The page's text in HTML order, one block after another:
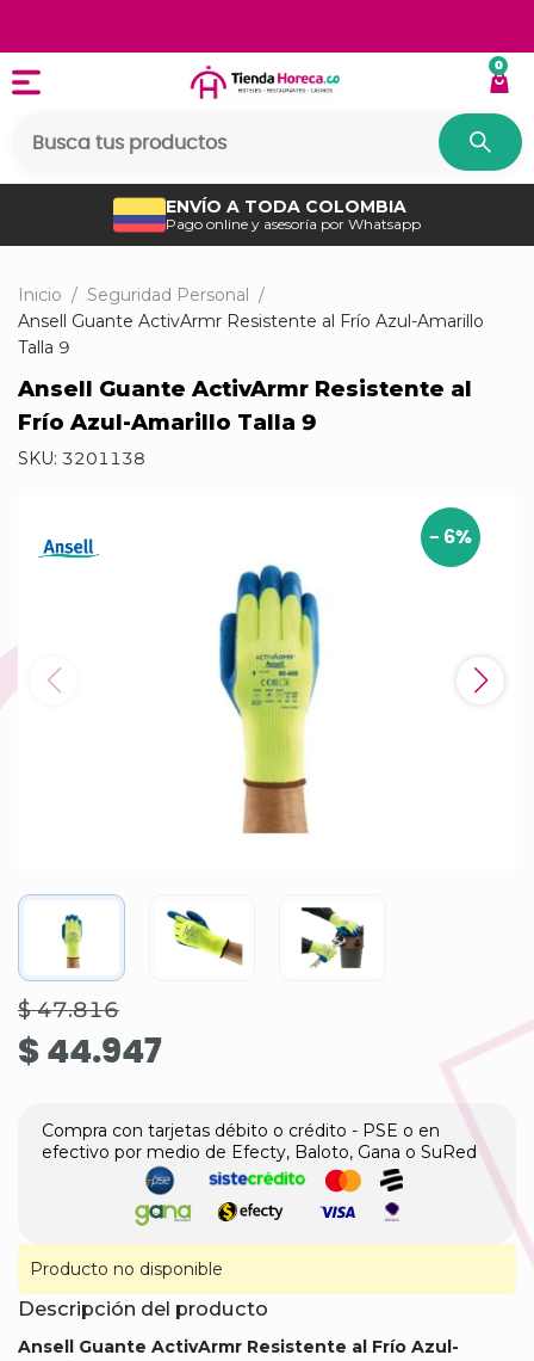
0
ENVÍO A TODA COLOMBIA
Pago online y asesoría por Whatsapp
Inicio / Seguridad Personal /
Ansell Guante ActivArmr Resistente al Frío Azul-Amarillo
Talla 9
Ansell Guante ActivArmr Resistente al
Frío Azul-Amarillo Talla 9
SKU: 3201138
- 6%
$ 47.816
$ 44.947
Compra con tarjetas débito o crédito - PSE o en
efectivo por medio de Efecty, Baloto, Gana o SuRed
Producto no disponible
Descripción del producto
Ansell Guante ActivArmr Resistente al Frío Azul-